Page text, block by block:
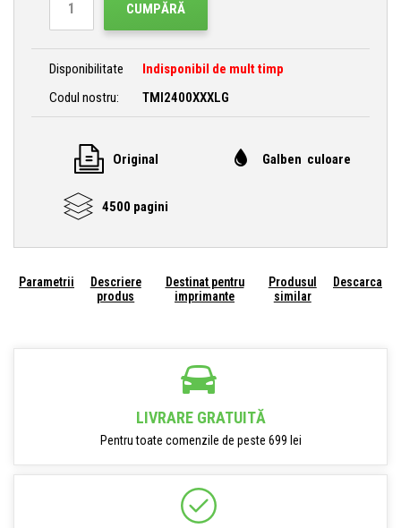
CUMPĂRĂ
Disponibilitate
Indisponibil de mult timp
Codul nostru:
TMI2400XXXLG
Original Galben culoare
4500 pagini
Parametrii
Descriere
produs
Destinat pentru
imprimante
Produsul
similar
Descarca
LIVRARE GRATUITĂ
Pentru toate comenzile de peste 699 lei